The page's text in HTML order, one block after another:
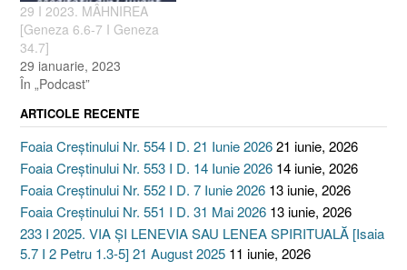
29 I 2023. MÂHNIREA
[Geneza 6.6-7 I Geneza
34.7]
29 ianuarie, 2023
În „Podcast”
ARTICOLE RECENTE
Foaia Creștinului Nr. 554 I D. 21 Iunie 202621 iunie, 2026
Foaia Creștinului Nr. 553 I D. 14 Iunie 2026 14 iunie, 2026
Foaia Creștinului Nr. 552 I D. 7 Iunie 2026 13 iunie, 2026
Foaia Creștinului Nr. 551 I D. 31 Mai 2026 13 iunie, 2026
233 I 2025. VIA ȘI LENEVIA SAU LENEA SPIRITUALĂ [Isaia
5.7 I 2 Petru 1.3-5] 21 August 2025 11 iunie, 2026